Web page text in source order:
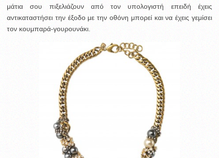
μάτια σου πιξελιάζουν από τον υπολογιστή επειδή έχεις
αντικαταστήσει την έξοδο με την οθόνη μπορεί και να έχεις γεμίσει
τον κουμπαρά-γουρουνάκι.